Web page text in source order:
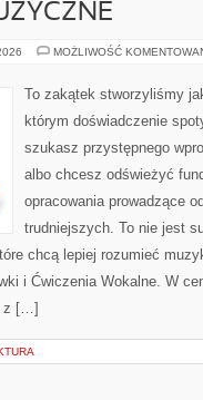
MOŻLIWOŚĆ
To zakątek stworzyliśmy
którym doświadczenie
szukasz przystępnego
albo chcesz odświeżyć
opracowania prowadzące
trudniejszych. To nie jest
chcą lepiej rozumieć
i Ćwiczenia Wokalne. W
z […]